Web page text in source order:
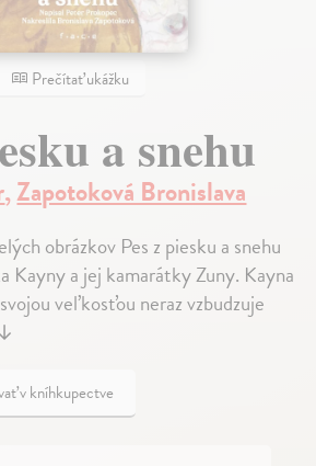
Prečítať ukážku
a snehu
,Zapotoková Bronislava
obrázkov Pes z piesku a snehu
Kayny a jej kamarátky Zuny. Kayna
veľkosťou neraz vzbudzuje
v kníhkupectve